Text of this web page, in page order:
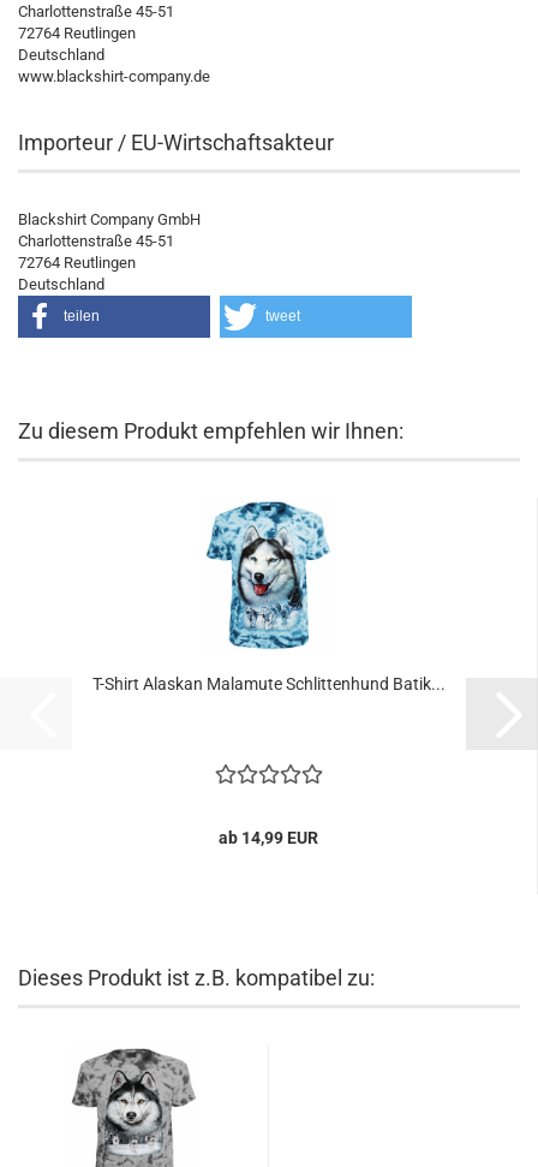
Charlottenstraße 45-51
72764 Reutlingen
Deutschland
www.blackshirt-company.de
Importeur / EU-Wirtschaftsakteur
Blackshirt Company GmbH
Charlottenstraße 45-51
72764 Reutlingen
Deutschland
teilen tweet
Zu diesem Produkt empfehlen wir Ihnen:
T-Shirt Alaskan Malamute Schlittenhund Batik...
ab 14,99 EUR
Dieses Produkt ist z.B. kompatibel zu: